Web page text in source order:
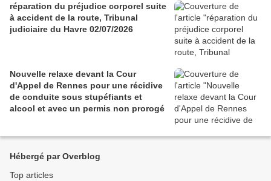
réparation du préjudice corporel suite
à accident de la route, Tribunal
judiciaire du Havre 02/07/2026
Nouvelle relaxe devant la Cour
d'Appel de Rennes pour une récidive
de conduite sous stupéfiants et
alcool et avec un permis non prorogé
Hébergé par Overblog
Top articles